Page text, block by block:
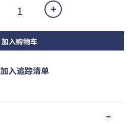
加入购物车
加入追踪清单